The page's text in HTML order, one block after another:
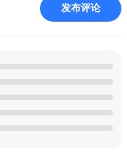
动
发布评论